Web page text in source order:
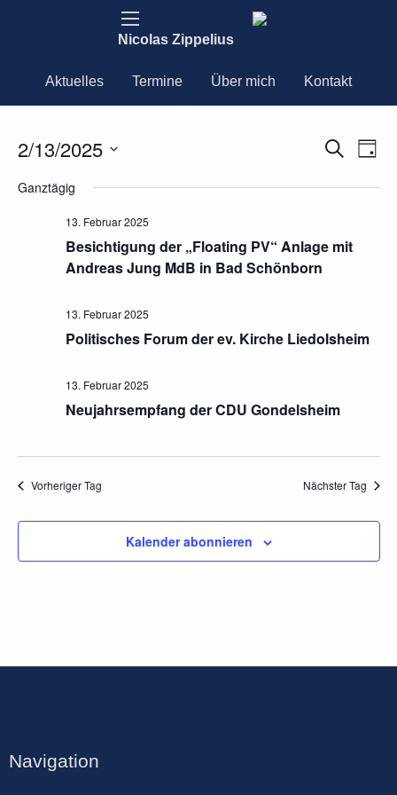
Nicolas Zippelius
Aktuelles Termine Über mich Kontakt
Suche
Suche
Tag
2/13/2025
wählen.
Ganztägig
13. Februar 2025
Besichtigung der „Floating PV“ Anlage mit
Andreas Jung MdB in Bad Schönborn
13. Februar 2025
Politisches Forum der ev. Kirche Liedolsheim
13. Februar 2025
Neujahrsempfang der CDU Gondelsheim
Vorheriger Tag Nächster Tag
Kalender abonnieren
Navigation